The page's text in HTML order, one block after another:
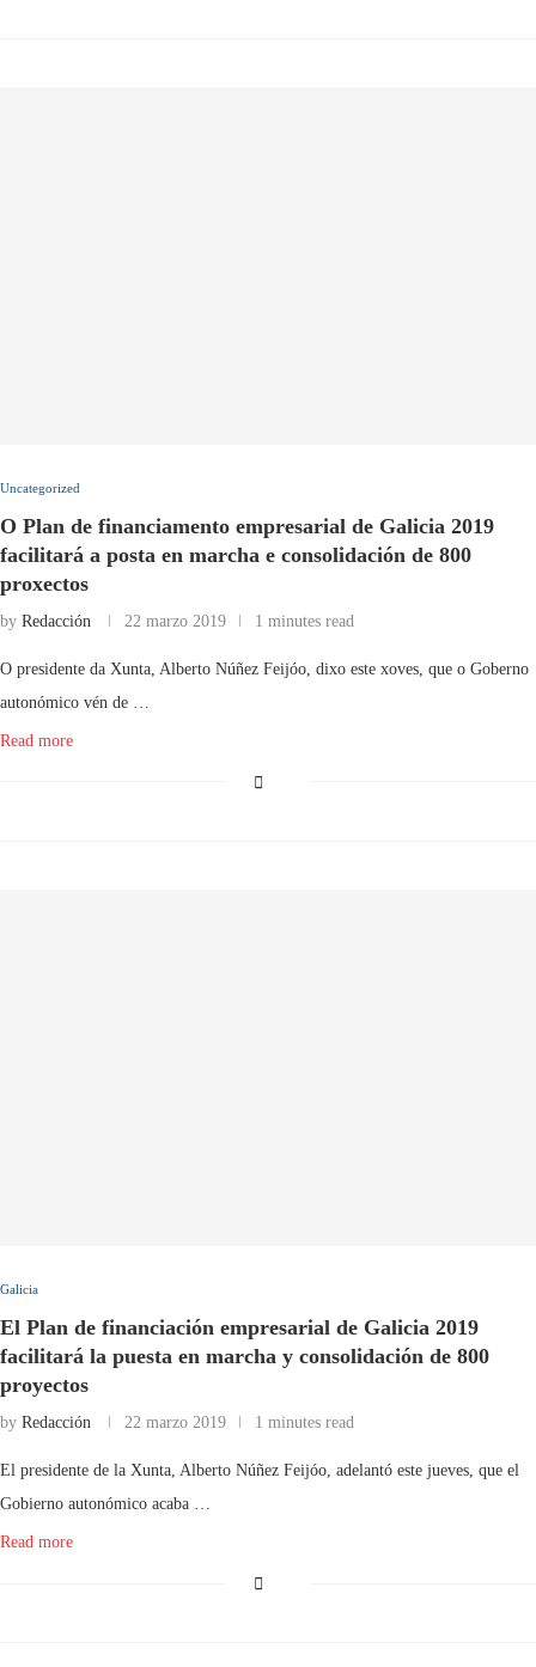
Uncategorized
O Plan de financiamento empresarial de Galicia 2019
facilitará a posta en marcha e consolidación de 800
proxectos
by Redacción 22 marzo 2019 1 minutes read
O presidente da Xunta, Alberto Núñez Feijóo, dixo este xoves, que o Goberno
autonómico vén de …
Read more
Galicia
El Plan de financiación empresarial de Galicia 2019
facilitará la puesta en marcha y consolidación de 800
proyectos
by Redacción 22 marzo 2019 1 minutes read
El presidente de la Xunta, Alberto Núñez Feijóo, adelantó este jueves, que el
Gobierno autonómico acaba …
Read more